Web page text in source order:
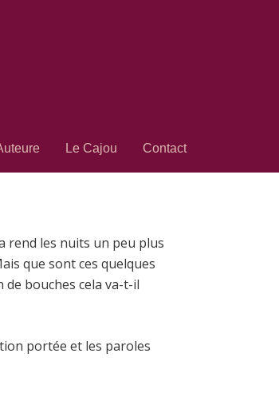
Le Cajou Contact
rend les nuits un peu plus
que sont ces quelques
bouches cela va-t-il
portée et les paroles